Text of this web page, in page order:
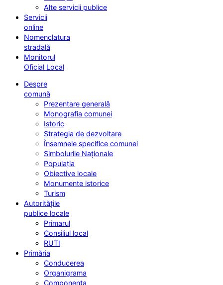
Alte servicii publice
Servicii
online
Nomenclatura
stradală
Monitorul
Oficial Local
Despre
comună
Prezentare generală
Monografia comunei
Istoric
Strategia de dezvoltare
Însemnele specifice comunei
Simbolurile Naționale
Populația
Obiective locale
Monumente istorice
Turism
Autoritățile
publice locale
Primarul
Consiliul local
RUTI
Primăria
Conducerea
Organigrama
Componența